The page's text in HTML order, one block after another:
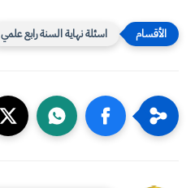
اسئلة نهاية السنة رابع علمي